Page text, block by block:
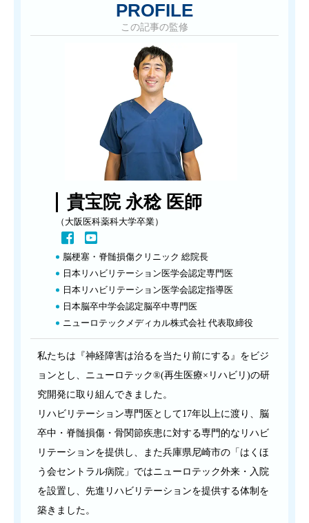
PROFILE
この記事の監修
貴宝院 永稔 医師
（大阪医科薬科大学卒業）
脳梗塞・脊髄損傷クリニック 総院長
日本リハビリテーション医学会認定専門医
日本リハビリテーション医学会認定指導医
日本脳卒中学会認定脳卒中専門医
ニューロテックメディカル株式会社 代表取締役
私たちは『神経障害は治るを当たり前にする』をビジ
ョンとし、ニューロテック®(再生医療×リハビリ)の研
究開発に取り組んできました。
リハビリテーション専門医として17年以上に渡り、脳
卒中・脊髄損傷・骨関節疾患に対する専門的なリハビ
リテーションを提供し、また兵庫県尼崎市の「はくほ
う会セントラル病院」ではニューロテック外来・入院
を設置し、先進リハビリテーションを提供する体制を
築きました。